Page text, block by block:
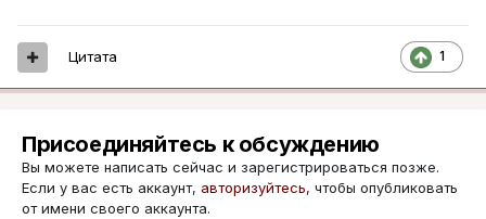
1
Цитата
Присоединяйтесь к обсуждению
Вы можете написать сейчас и зарегистрироваться позже.
Если у вас есть аккаунт, авторизуйтесь, чтобы опубликовать
от имени своего аккаунта.